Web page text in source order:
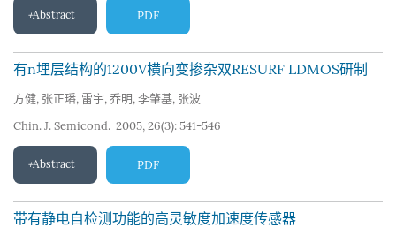
Abstract PDF
有n埋层结构的1200V横向变掺杂双RESURF LDMOS研制
方健, 张正璠, 雷宇, 乔明 , 李肇基, 张波
Chin. J. Semicond. 2005, 26(3): 541-546
Abstract PDF
带有静电自检测功能的高灵敏度加速度传感器